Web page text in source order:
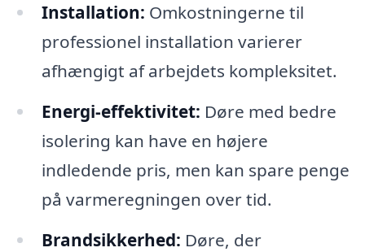
Installation: Omkostningerne til
professionel installation varierer
afhængigt af arbejdets kompleksitet.
Energi-effektivitet: Døre med bedre
isolering kan have en højere
indledende pris, men kan spare penge
på varmeregningen over tid.
Brandsikkerhed: Døre, der